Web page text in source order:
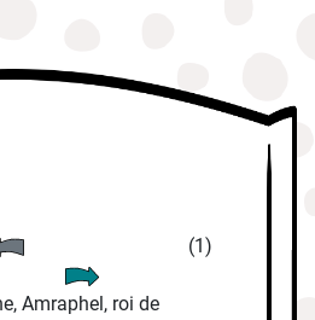
(1)
Amraphel, roi de